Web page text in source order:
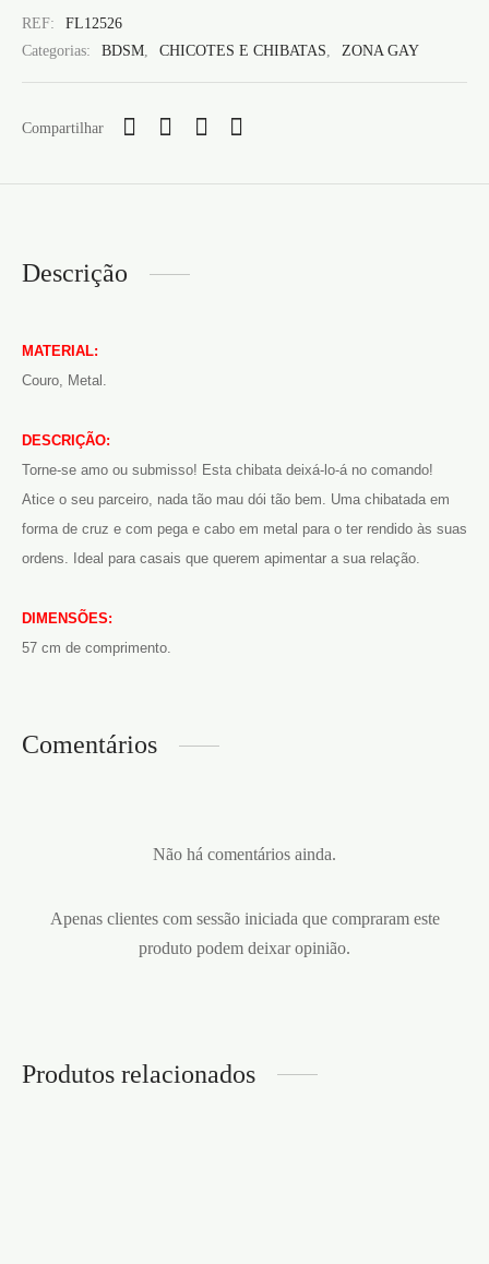
REF:
FL12526
Categorias:
BDSM, CHICOTES E CHIBATAS, ZONA GAY
Compartilhar
Descrição
MATERIAL:
Couro, Metal.
DESCRIÇÃO:
Torne-se amo ou submisso! Esta chibata deixá-lo-á no comando!
Atice o seu parceiro, nada tão mau dói tão bem. Uma chibatada em
forma de cruz e com pega e cabo em metal para o ter rendido às suas
ordens. Ideal para casais que querem apimentar a sua relação.
DIMENSÕES:
57 cm de comprimento.
Comentários
Não há comentários ainda.
Apenas clientes com sessão iniciada que compraram este
produto podem deixar opinião.
Produtos relacionados